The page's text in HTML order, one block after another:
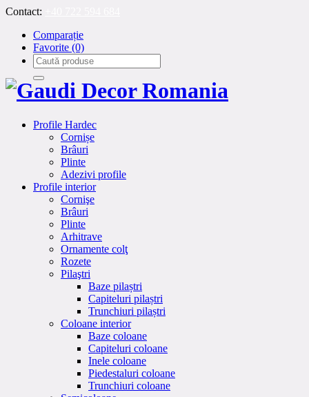
Contact:
Comparație
Favorite (0)
Profile Hardec
Cornișe
Brâuri
Plinte
Adezivi profile
Profile interior
Cornişe
Brâuri
Plinte
Arhitrave
Ornamente colţ
Rozete
Pilaştri
Baze pilaștri
Capiteluri pilaștri
Trunchiuri pilaștri
Coloane interior
Baze coloane
Capiteluri coloane
Inele coloane
Piedestaluri coloane
Trunchiuri coloane